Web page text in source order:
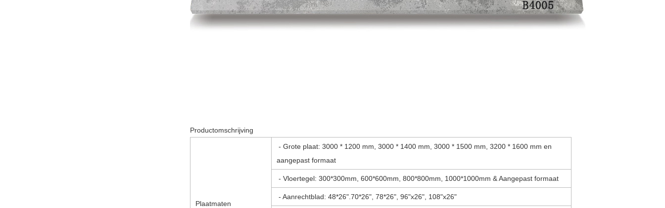
Productomschrijving
Plaatmaten
- Grote plaat: 3000 * 1200 mm, 3000 * 1400 mm, 3000 * 1500 mm, 3200 * 1600 mm en
aangepast formaat
- Vloertegel: 300*300mm, 600*600mm, 800*800mm, 1000*1000mm & Aangepast formaat
- Aanrechtblad: 48*26".70*26", 78*26", 96"x26", 108"x26"